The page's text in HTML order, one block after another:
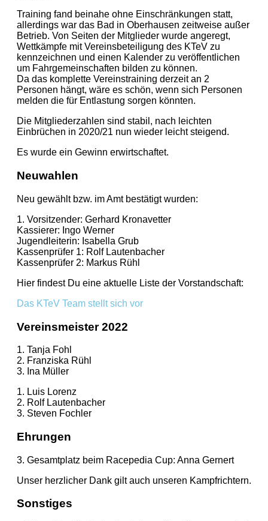
Training fand beinahe ohne Einschränkungen statt,
allerdings war das Bad in Oberhausen zeitweise außer
Betrieb. Von Seiten der Mitglieder wurde angeregt,
Wettkämpfe mit Vereinsbeteiligung des KTeV zu
kennzeichnen und einen Kalender zu veröffentlichen
um Fahrgemeinschaften bilden zu können.
Da das komplette Vereinstraining derzeit an 2
Personen hängt, wäre es schön, wenn sich Personen
melden die für Entlastung sorgen könnten.
Die Mitgliederzahlen sind stabil, nach leichten
Einbrüchen in 2020/21 nun wieder leicht steigend.
Es wurde ein Gewinn erwirtschaftet.
Neuwahlen
Neu gewählt bzw. im Amt bestätigt wurden:
1. Vorsitzender: Gerhard Kronavetter
Kassierer: Ingo Werner
Jugendleiterin: Isabella Grub
Kassenprüfer 1: Rolf Lautenbacher
Kassenprüfer 2: Markus Rühl
Hier findest Du eine aktuelle Liste der Vorstandschaft:
Das KTeV Team stellt sich vor
Vereinsmeister 2022
1. Tanja Fohl
2. Franziska Rühl
3. Ina Müller
1. Luis Lorenz
2. Rolf Lautenbacher
3. Steven Fochler
Ehrungen
3. Gesamtplatz beim Racepedia Cup: Anna Gernert
Unser herzlicher Dank gilt auch unseren Kampfrichtern.
Sonstiges